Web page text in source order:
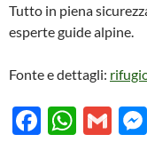
Tutto in piena
esperte guide alpine.
Fonte e dettagli:
F
W G